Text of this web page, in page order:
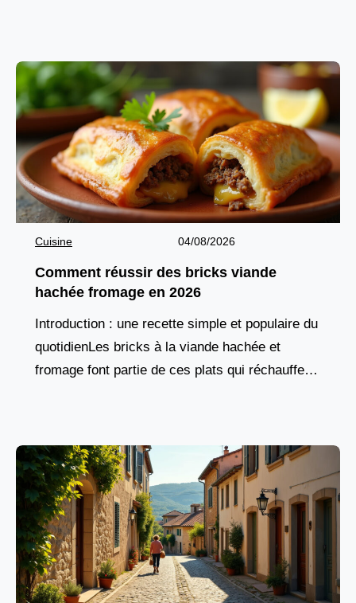
Cuisine 04/08/2026
Comment réussir des bricks viande
hachée fromage en 2026
Introduction : une recette simple et populaire du
quotidienLes bricks à la viande hachée et
fromage font partie de ces plats qui réchauffent